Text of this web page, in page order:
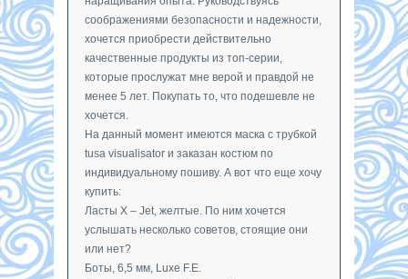
соображениями безопасности и надежности,
хочется приобрести действительно
качественные продукты из топ-серии,
которые прослужат мне верой и правдой не
менее 5 лет. Покупать то, что подешевле не
хочется.
На данный момент имеются маска с трубкой
tusa visualisator и заказан костюм по
индивидуальному пошиву. А вот что еще хочу
купить:
Ласты X – Jet, желтые. По ним хочется
услышать несколько советов, стоящие они
или нет?
Боты, 6,5 мм, Luxe F.E.